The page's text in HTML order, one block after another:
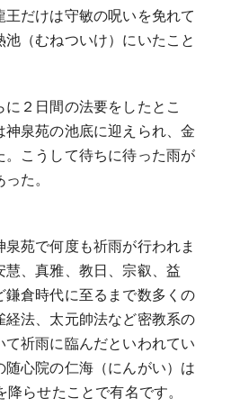
王だけは守敏の呪いを免れて
（むねついけ）にいたこと
２日間の法要をしたとこ
神泉苑の池底に迎えられ、金
。こうして待ちに待った雨が
た。
泉苑で何度も祈雨が行われま
慧、真雅、教日、宗叡、益
倉時代に至るまで数多くの
経法、太元帥法など密教系の
て祈雨に臨んだといわれてい
随心院の仁海（にんがい）は
らせたことで有名です。